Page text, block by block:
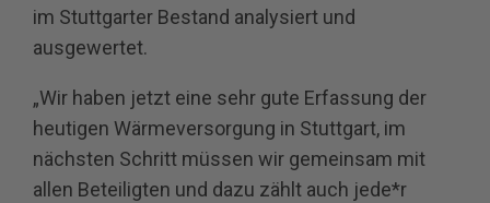
im Stuttgarter Bestand analysiert und
ausgewertet.
„Wir haben jetzt eine sehr gute Erfassung der
heutigen Wärmeversorgung in Stuttgart, im
nächsten Schritt müssen wir gemeinsam mit
allen Beteiligten und dazu zählt auch jede*r